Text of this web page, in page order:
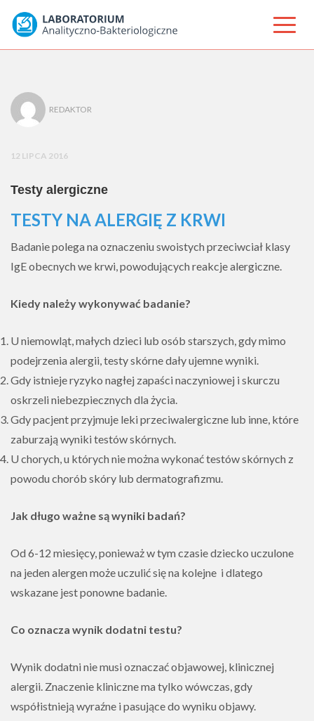
REDAKTOR
12 LIPCA 2016
Testy alergiczne
TESTY NA ALERGIĘ Z KRWI
Badanie polega na oznaczeniu swoistych przeciwciał klasy
IgE obecnych we krwi, powodujących reakcje alergiczne.
Kiedy należy wykonywać badanie?
U niemowląt, małych dzieci lub osób starszych, gdy mimo
podejrzenia alergii, testy skórne dały ujemne wyniki.
Gdy istnieje ryzyko nagłej zapaści naczyniowej i skurczu
oskrzeli niebezpiecznych dla życia.
Gdy pacjent przyjmuje leki przeciwalergiczne lub inne, które
zaburzają wyniki testów skórnych.
U chorych, u których nie można wykonać testów skórnych z
powodu chorób skóry lub dermatografizmu.
Jak długo ważne są wyniki badań?
Od 6-12 miesięcy, ponieważ w tym czasie dziecko uczulone
na jeden alergen może uczulić się na kolejne i dlatego
wskazane jest ponowne badanie.
Co oznacza wynik dodatni testu?
Wynik dodatni nie musi oznaczać objawowej, klinicznej
alergii. Znaczenie kliniczne ma tylko wówczas, gdy
współistnieją wyraźne i pasujące do wyniku objawy.